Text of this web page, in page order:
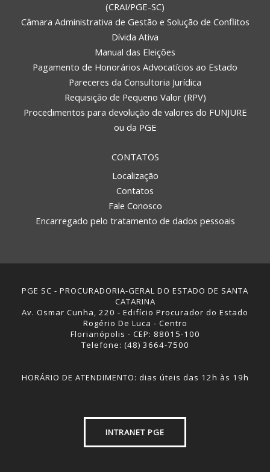
(CRAI/PGE-SC)
Câmara Administrativa de Gestão e Solução de Conflitos
Dívida Ativa
Manual das Eleições
Pagamento de Honorários Advocatícios ao Estado
Pareceres da Consultoria Jurídica
Requisição de Pequeno Valor (RPV)
Procedimentos para devolução de valores do FUNJURE
ou da PGE
CONTATOS
Localização
Contatos
Fale Conosco
Encarregado pelo tratamento de dados pessoais
PGE SC - PROCURADORIA-GERAL DO ESTADO DE SANTA
CATARINA
Av. Osmar Cunha, 220 - Edifício Procurador do Estado
Rogério De Luca - Centro
Florianópolis - CEP: 88015-100
Telefone: (48) 3664-7500
HORÁRIO DE ATENDIMENTO: dias úteis das 12h às 19h
INTRANET PGE